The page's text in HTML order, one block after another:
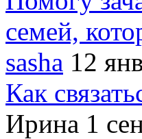
семей,
sasha 12
Как
Ирина 1